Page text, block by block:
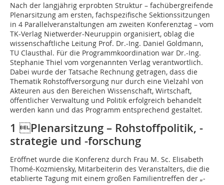
Nach der langjährig erprobten Struktur – fachübergreifende
Plenarsitzung am ersten, fachspezifische Sektionssitzungen
in 4 Parallelveranstaltungen am zweiten Konferenztag – vom
TK-Verlag Nietwerder-Neuruppin organisiert, oblag die
wissenschaftliche Leitung Prof. Dr.-Ing. Daniel Goldmann,
TU Clausthal. Für die Programmkoordination war Dr.-Ing.
Stephanie Thiel vom vorgenannten Verlag verantwortlich.
Dabei wurde der Tatsache Rechnung getragen, dass die
Thematik Rohstoffversorgung nur durch eine Vielzahl von
Akteuren aus den Bereichen Wissenschaft, Wirtschaft,
öffentlicher Verwaltung und Politik erfolgreich behandelt
werden kann und das Programm entsprechend gestaltet.
1 Plenarsitzung – Rohstoffpolitik, -
strategie und -forschung
Eröffnet wurde die Konferenz durch Frau M. Sc. Elisabeth
Thomé-Kozmiensky, Mitarbeiterin des Veranstalters, die die
etablierte Tagung mit einem großen Familientreffen der „­